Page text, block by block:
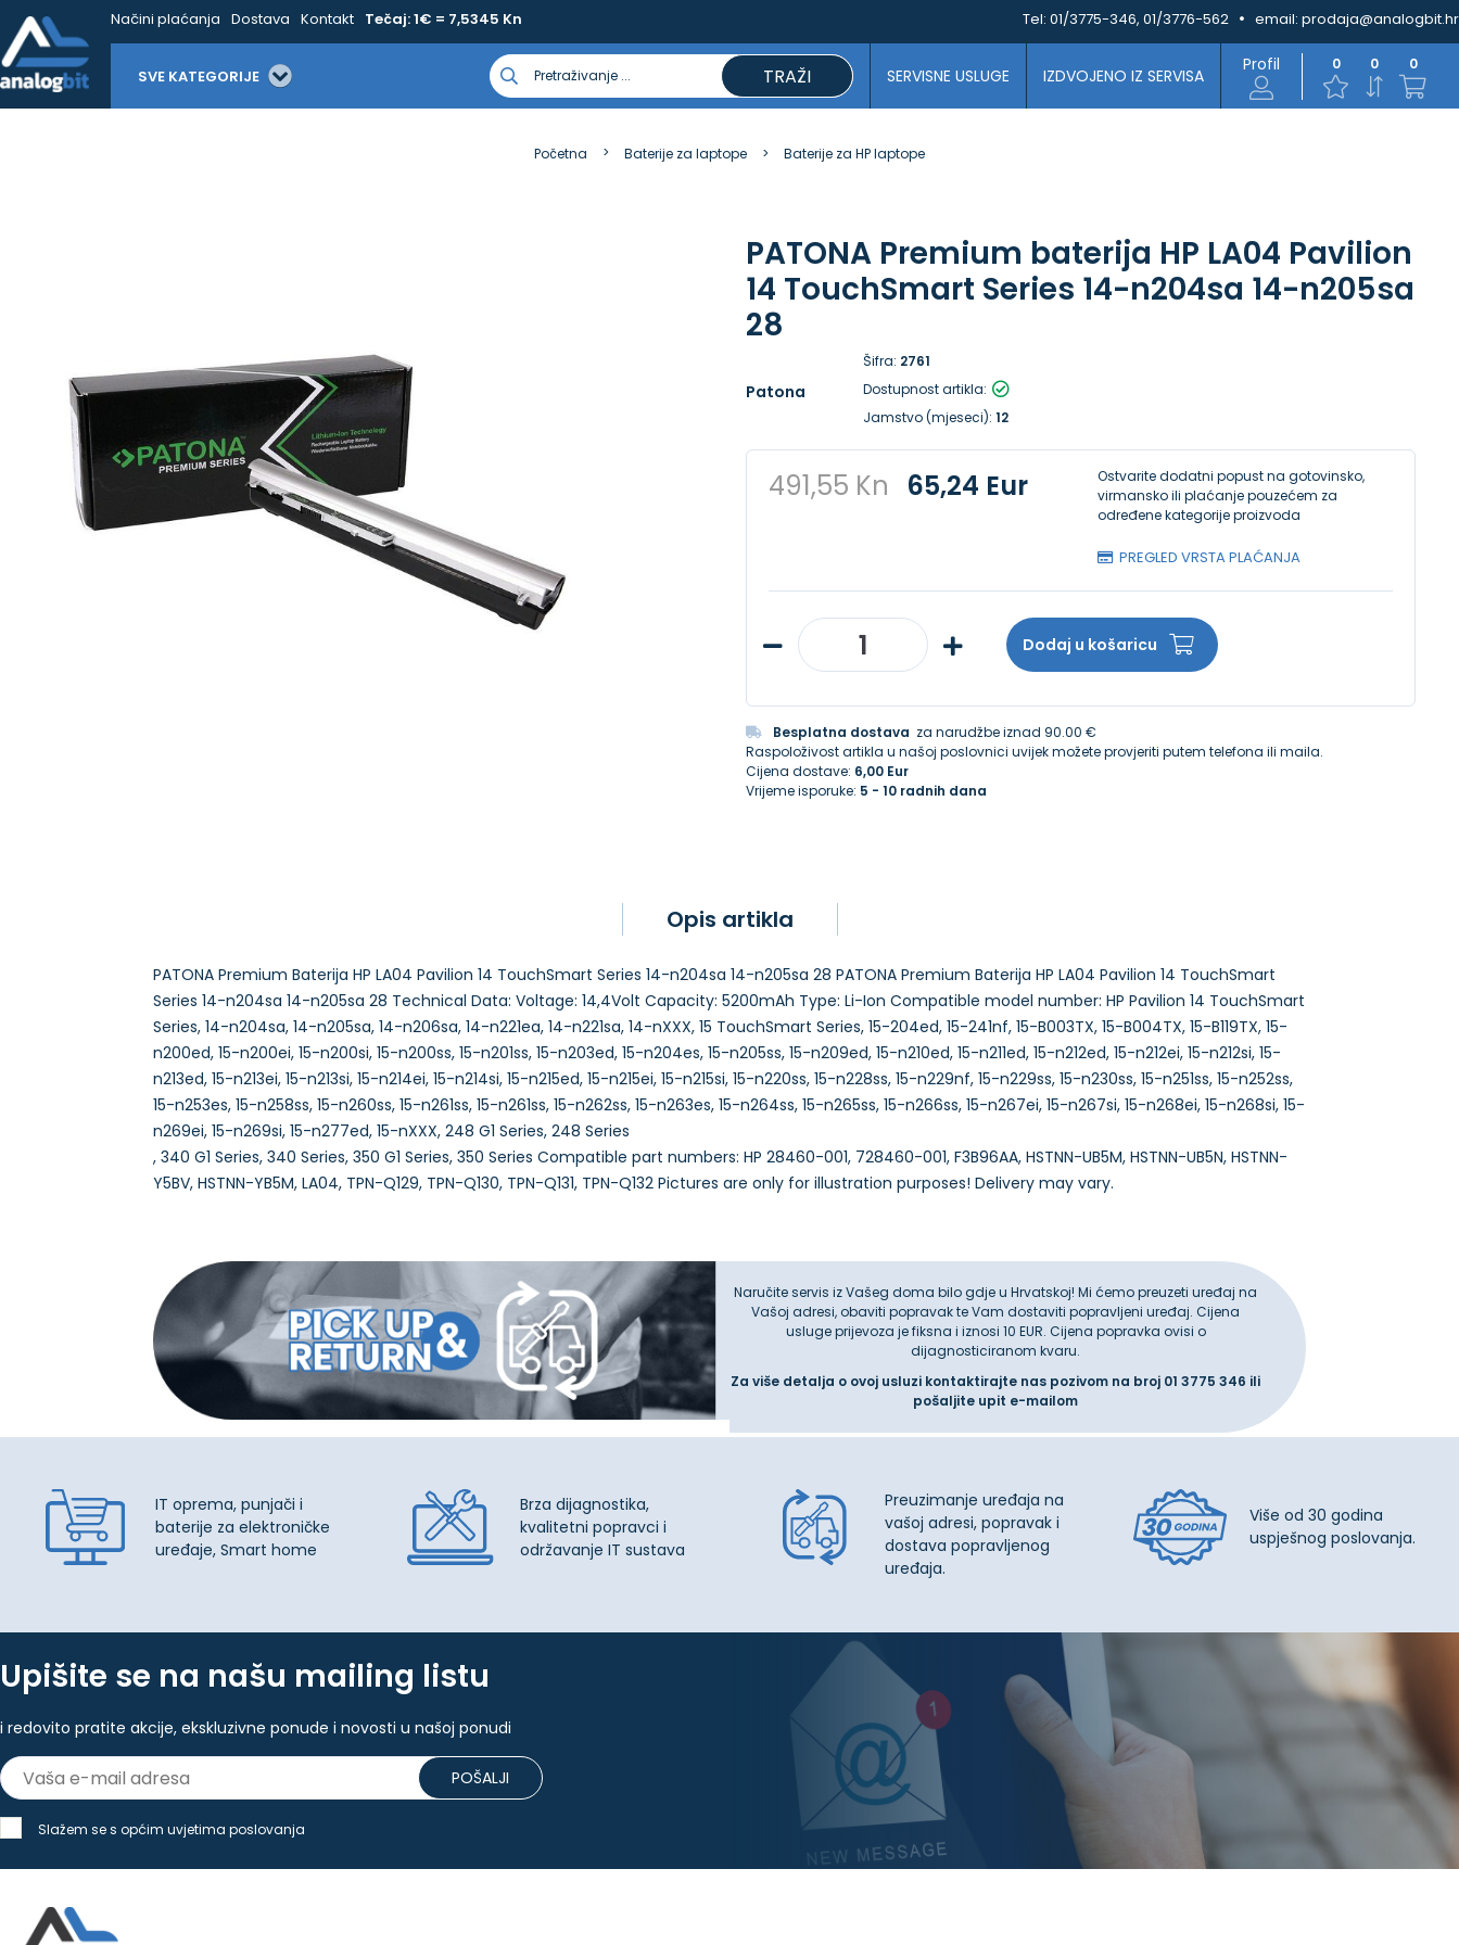
Načini plaćanja Dostava Kontakt Tečaj: 1€ = 7,5345 Kn Tel: 01/3775-346, 01/3776-562 email: prodaja@analogbit.hr
SVE KATEGORIJE TRAŽI SERVISNE USLUGE IZDVOJENO IZ SERVISA
0
0
0
Profil
Početna Baterije za laptope Baterije za HP laptope
PATONA Premium baterija HP LA04 Pavilion
14 TouchSmart Series 14-n204sa 14-n205sa
28
Patona
Šifra: 2761
Dostupnost artikla:
Jamstvo (mjeseci): 12
491,55 Kn 65,24 Eur
Ostvarite dodatni popust na gotovinsko,
virmansko ili plaćanje pouzećem za
određene kategorije proizvoda
PREGLED VRSTA PLAĆANJA
Dodaj u košaricu
Besplatna dostava za narudžbe iznad 90.00 €
Raspoloživost artikla u našoj poslovnici uvijek možete provjeriti putem telefona ili maila.
Cijena dostave: 6,00 Eur
Vrijeme isporuke: 5 - 10 radnih dana
Opis artikla
PATONA Premium Baterija HP LA04 Pavilion 14 TouchSmart Series 14-n204sa 14-n205sa 28 PATONA Premium Baterija HP LA04 Pavilion 14 TouchSmart
Series 14-n204sa 14-n205sa 28 Technical Data: Voltage: 14,4Volt Capacity: 5200mAh Type: Li-Ion Compatible model number: HP Pavilion 14 TouchSmart
Series, 14-n204sa, 14-n205sa, 14-n206sa, 14-n221ea, 14-n221sa, 14-nXXX, 15 TouchSmart Series, 15-204ed, 15-241nf, 15-B003TX, 15-B004TX, 15-B119TX, 15-
n200ed, 15-n200ei, 15-n200si, 15-n200ss, 15-n201ss, 15-n203ed, 15-n204es, 15-n205ss, 15-n209ed, 15-n210ed, 15-n211ed, 15-n212ed, 15-n212ei, 15-n212si, 15-
n213ed, 15-n213ei, 15-n213si, 15-n214ei, 15-n214si, 15-n215ed, 15-n215ei, 15-n215si, 15-n220ss, 15-n228ss, 15-n229nf, 15-n229ss, 15-n230ss, 15-n251ss, 15-n252ss,
15-n253es, 15-n258ss, 15-n260ss, 15-n261ss, 15-n261ss, 15-n262ss, 15-n263es, 15-n264ss, 15-n265ss, 15-n266ss, 15-n267ei, 15-n267si, 15-n268ei, 15-n268si, 15-
n269ei, 15-n269si, 15-n277ed, 15-nXXX, 248 G1 Series, 248 Series
, 340 G1 Series, 340 Series, 350 G1 Series, 350 Series Compatible part numbers: HP 28460-001, 728460-001, F3B96AA, HSTNN-UB5M, HSTNN-UB5N, HSTNN-
Naručite servis iz Vašeg doma bilo gdje u Hrvatskoj! Mi ćemo preuzeti uređaj na
Vašoj adresi, obaviti popravak te Vam dostaviti popravljeni uređaj. Cijena
usluge prijevoza je fiksna i iznosi 10 EUR. Cijena popravka ovisi o
dijagnosticiranom kvaru.
Za više detalja o ovoj usluzi kontaktirajte nas pozivom na broj 01 3775 346 ili
pošaljite upit e-mailom
IT oprema, punjači i
baterije za elektroničke
uređaje, Smart home
Brza dijagnostika,
kvalitetni popravci i
održavanje IT sustava
Preuzimanje uređaja na
vašoj adresi, popravak i
dostava popravljenog
uređaja.
Više od 30 godina
uspješnog poslovanja.
Upišite se na našu mailing listu
i redovito pratite akcije, ekskluzivne ponude i novosti u našoj ponudi
POŠALJI
Slažem se s općim uvjetima poslovanja